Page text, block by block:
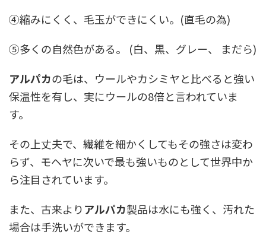
④縮みにくく、毛玉ができにくい。(直毛の為)
⑤多くの自然色がある。 (白、黒、グレー、 まだら)
アルパカの毛は、ウールやカシミヤと比べると強い
保温性を有し、実にウールの8倍と言われていま
す。
その上丈夫で、繊維を細かくしてもその強さは変わ
らず、モヘヤに次いで最も強いものとして世界中か
ら注目されています。
また、古来よりアルパカ製品は水にも強く、汚れた
場合は手洗いができます。